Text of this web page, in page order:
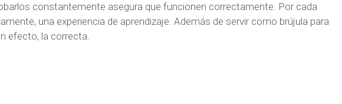
constantemente asegura que funcionen correctamente. Por cada
una experiencia de aprendizaje. Además de servir como brújula para
efecto, la correcta.